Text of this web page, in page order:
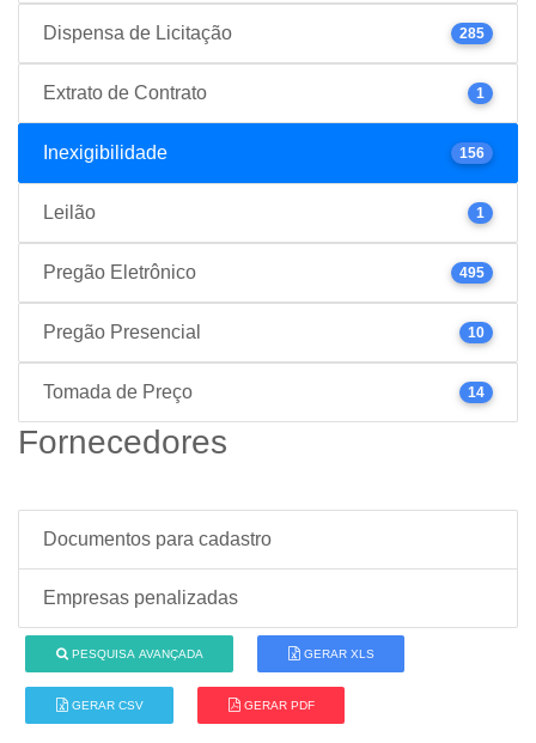
Dispensa de Licitação 285
Extrato de Contrato 1
Inexigibilidade 156
Leilão 1
Pregão Eletrônico 495
Pregão Presencial 10
Tomada de Preço 14
Fornecedores
Documentos para cadastro
Empresas penalizadas
PESQUISA AVANÇADA GERAR XLS
GERAR CSV GERAR PDF